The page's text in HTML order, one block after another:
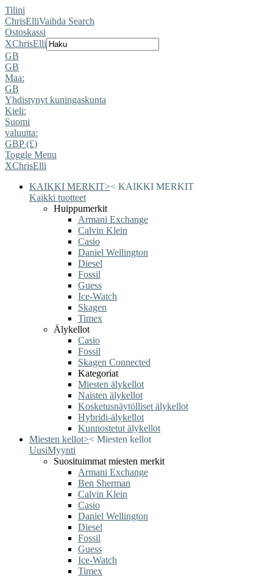
Tilini
ChrisElliVaihda Search
Ostoskassi
XChrisElli
GB
GB
Maa:
GB
Yhdistynyt kuningaskunta
Kieli:
Suomi
valuutta:
GBP (£)
Toggle Menu
XChrisElli
KAIKKI MERKIT>< KAIKKI MERKIT
Kaikki tuotteet
Huippumerkit
Armani Exchange
Calvin Klein
Casio
Daniel Wellington
Diesel
Fossil
Guess
Ice-Watch
Skagen
Timex
Älykellot
Casio
Fossil
Skagen Connected
Kategoriat
Miesten älykellot
Naisten älykellot
Kosketusnäytölliset älykellot
Hybridi-älykellot
Kunnostetut älykellot
Miesten kellot>< Miesten kellot
UusiMyynti
Suosituimmat miesten merkit
Armani Exchange
Ben Sherman
Calvin Klein
Casio
Daniel Wellington
Diesel
Fossil
Guess
Ice-Watch
Timex